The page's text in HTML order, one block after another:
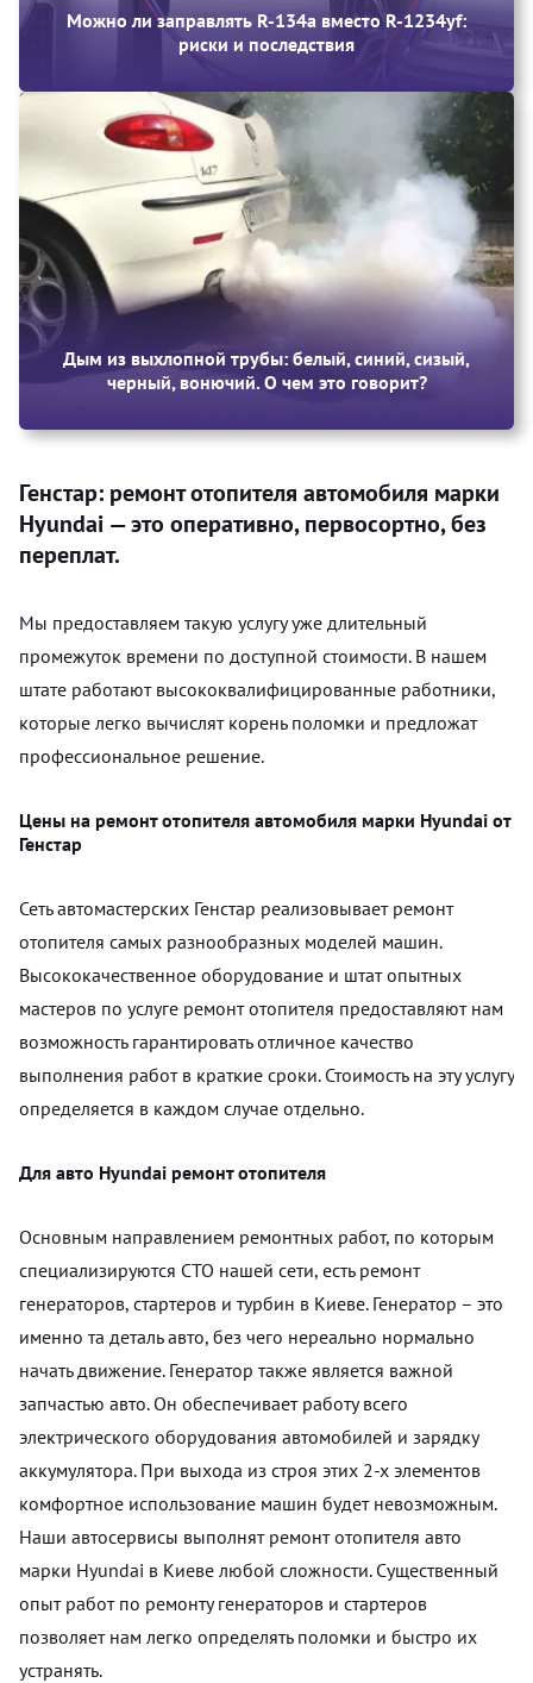
Можно ли заправлять R-134a вместо R-1234yf:
риски и последствия
Дым из выхлопной трубы: белый, синий, сизый,
черный, вонючий. О чем это говорит?
Генстар: ремонт отопителя автомобиля марки
Hyundai — это оперативно, первосортно, без
переплат.
Мы предоставляем такую услугу уже длительный
промежуток времени по доступной стоимости. В нашем
штате работают высококвалифицированные работники,
которые легко вычислят корень поломки и предложат
профессиональное решение.
Цены на ремонт отопителя автомобиля марки Hyundai от
Генстар
Сеть автомастерских Генстар реализовывает ремонт
отопителя самых разнообразных моделей машин.
Высококачественное оборудование и штат опытных
мастеров по услуге ремонт отопителя предоставляют нам
возможность гарантировать отличное качество
выполнения работ в краткие сроки. Стоимость на эту услугу
определяется в каждом случае отдельно.
Для авто Hyundai ремонт отопителя
Основным направлением ремонтных работ, по которым
специализируются СТО нашей сети, есть ремонт
генераторов, стартеров и турбин в Киеве. Генератор – это
именно та деталь авто, без чего нереально нормально
начать движение. Генератор также является важной
запчастью авто. Он обеспечивает работу всего
электрического оборудования автомобилей и зарядку
аккумулятора. При выхода из строя этих 2-х элементов
комфортное использование машин будет невозможным.
Наши автосервисы выполнят ремонт отопителя авто
марки Hyundai в Киеве любой сложности. Существенный
опыт работ по ремонту генераторов и стартеров
позволяет нам легко определять поломки и быстро их
устранять.